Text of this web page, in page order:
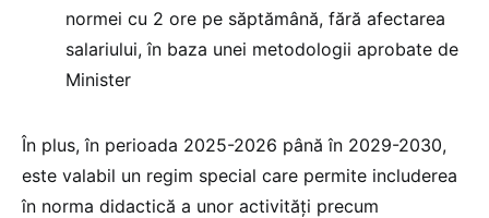
normei cu 2 ore pe săptămână, fără afectarea
salariului, în baza unei metodologii aprobate de
Minister
În plus, în perioada 2025-2026 până în 2029-2030,
este valabil un regim special care permite includerea
în norma didactică a unor activități precum